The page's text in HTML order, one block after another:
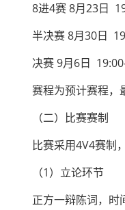
8进4赛 8月23日
半决赛 8月30日
决赛 9月6日
赛程为预计赛程，最
（二）比赛赛制
比赛采用4V4赛制
（1）立论环节
正方一辩陈词，时